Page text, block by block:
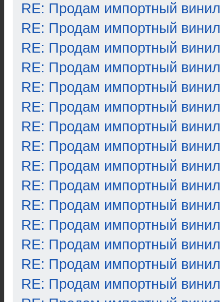
RE: Продам импортный винил
RE: Продам импортный винил
RE: Продам импортный винил
RE: Продам импортный винил
RE: Продам импортный винил
RE: Продам импортный винил
RE: Продам импортный винил
RE: Продам импортный винил
RE: Продам импортный винил
RE: Продам импортный винил
RE: Продам импортный винил
RE: Продам импортный винил
RE: Продам импортный винил
RE: Продам импортный винил
RE: Продам импортный винил